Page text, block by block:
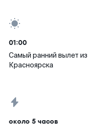
01:00
Самый ранний вылет из
Красноярска
около 5 часов